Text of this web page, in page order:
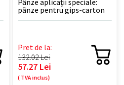
Pânze aplicații speciale:
pânze pentru gips-carton
125 X 6 TPI - 5 BUC
Pret de la:
132.02 Lei
57.27 Lei
( TVA inclus)